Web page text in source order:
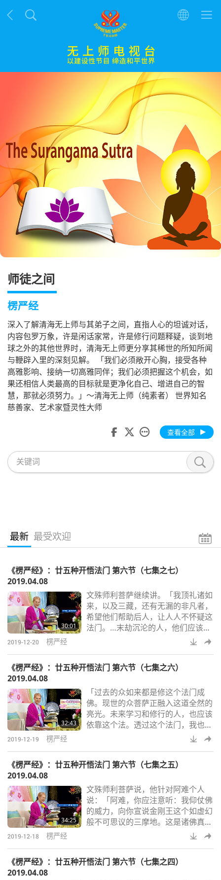
师徒之间
楞严经
深入了解清海无上师与其弟子之间，直指人心的坦诚对话，
内容包罗万象，许是闲话家常，许是修行问题释疑，谈到地
球之外的其他世界时，清海无上师更分享其稀世的所知所闻
与鞭辟入里的深刻见解。 「我们必须敞开心胸，接受各种
高雅影响、接纳一切高雅同伴；我们必须把握这个机会，如
果还相信人类最高的目标就是更净化自己、增进自己的智
慧，那就必须努力。」～清海无上师（纯素者） 世界知名
慈善家、艺术家暨灵性大师
查看全部
最新 最受欢迎
《楞严经》：廿五种开悟法门 第六节（七集之七）
2019.04.08
30:01
文殊师利菩萨继续讲。「我顶礼诸如
来，以及三藏，还有无漏的非凡者，
希望他们帮助后人，让人人不怀疑这
法门。…末劫沉沦的人，他们应该修
这个耳根，修耳根的圆满通达超越其
他一切法门。是通往真菩提的路。」
通透。得到甚深博大的开示，他们静
大众，天众、龙众等八部众，…都找
到他们的本心并远离尘垢，得到法眼
清净。」 一直念到比丘不穿丝织
品，不穿皮靴、皮草
2019-12-20 楞严经
《楞严经》：廿五种开悟法门 第六节（七集之六）
2019.04.08
32:43
「过去的众如来都是修这个法门成
佛。现世的众菩萨正融入这道全然的
亮光。未来学习和修行的人，也应该
依靠这个法。透过这个法门，我也是
从这个法门得到印证。」我，指文殊
师利菩萨。「并非只有观世音菩萨利
我诚心选出方便法，以救身处末劫的
美的涅盘心，观音是最好的方法。」
打坐观（内在天堂的）音，宇宙的各
种声音。我们每天听的振动力。「其
余的方便法都需要佛
2019-12-19 楞严经
《楞严经》：廿五种开悟法门 第六节（七集之五）
2019.04.08
34:25
文殊师利菩萨说，他针对阿难个人
说：「阿难，你应注意听：我仰仗佛
的威力，向你宣说金刚王这个如虚幻
般不可思议的三摩地。这是诸佛真正
的母亲。你可听各个秘密门，多如微
尘诸佛的法门，若不先放下欲望和缺
错。你专心修持佛法，何不听闻自己
2019-12-18 楞严经
《楞严经》：廿五种开悟法门 第六节（七集之四）
2019.04.08